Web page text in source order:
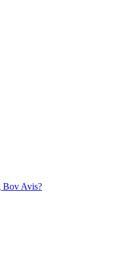
Bov Avis?